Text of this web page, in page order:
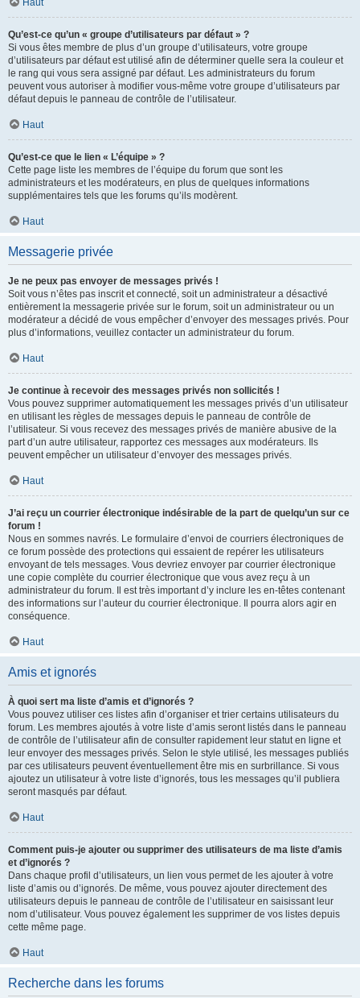
Haut
Qu’est-ce qu’un « groupe d’utilisateurs par défaut » ?
Si vous êtes membre de plus d’un groupe d’utilisateurs, votre groupe
d’utilisateurs par défaut est utilisé afin de déterminer quelle sera la couleur et
le rang qui vous sera assigné par défaut. Les administrateurs du forum
peuvent vous autoriser à modifier vous-même votre groupe d’utilisateurs par
défaut depuis le panneau de contrôle de l’utilisateur.
Haut
Qu’est-ce que le lien « L’équipe » ?
Cette page liste les membres de l’équipe du forum que sont les
administrateurs et les modérateurs, en plus de quelques informations
supplémentaires tels que les forums qu’ils modèrent.
Haut
Messagerie privée
Je ne peux pas envoyer de messages privés !
Soit vous n’êtes pas inscrit et connecté, soit un administrateur a désactivé
entièrement la messagerie privée sur le forum, soit un administrateur ou un
modérateur a décidé de vous empêcher d’envoyer des messages privés. Pour
plus d’informations, veuillez contacter un administrateur du forum.
Haut
Je continue à recevoir des messages privés non sollicités !
Vous pouvez supprimer automatiquement les messages privés d’un utilisateur
en utilisant les règles de messages depuis le panneau de contrôle de
l’utilisateur. Si vous recevez des messages privés de manière abusive de la
part d’un autre utilisateur, rapportez ces messages aux modérateurs. Ils
peuvent empêcher un utilisateur d’envoyer des messages privés.
Haut
J’ai reçu un courrier électronique indésirable de la part de quelqu’un sur ce
forum !
Nous en sommes navrés. Le formulaire d’envoi de courriers électroniques de
ce forum possède des protections qui essaient de repérer les utilisateurs
envoyant de tels messages. Vous devriez envoyer par courrier électronique
une copie complète du courrier électronique que vous avez reçu à un
administrateur du forum. Il est très important d’y inclure les en-têtes contenant
des informations sur l’auteur du courrier électronique. Il pourra alors agir en
conséquence.
Haut
Amis et ignorés
À quoi sert ma liste d’amis et d’ignorés ?
Vous pouvez utiliser ces listes afin d’organiser et trier certains utilisateurs du
forum. Les membres ajoutés à votre liste d’amis seront listés dans le panneau
de contrôle de l’utilisateur afin de consulter rapidement leur statut en ligne et
leur envoyer des messages privés. Selon le style utilisé, les messages publiés
par ces utilisateurs peuvent éventuellement être mis en surbrillance. Si vous
ajoutez un utilisateur à votre liste d’ignorés, tous les messages qu’il publiera
seront masqués par défaut.
Haut
Comment puis-je ajouter ou supprimer des utilisateurs de ma liste d’amis
et d’ignorés ?
Dans chaque profil d’utilisateurs, un lien vous permet de les ajouter à votre
liste d’amis ou d’ignorés. De même, vous pouvez ajouter directement des
utilisateurs depuis le panneau de contrôle de l’utilisateur en saisissant leur
nom d’utilisateur. Vous pouvez également les supprimer de vos listes depuis
cette même page.
Haut
Recherche dans les forums